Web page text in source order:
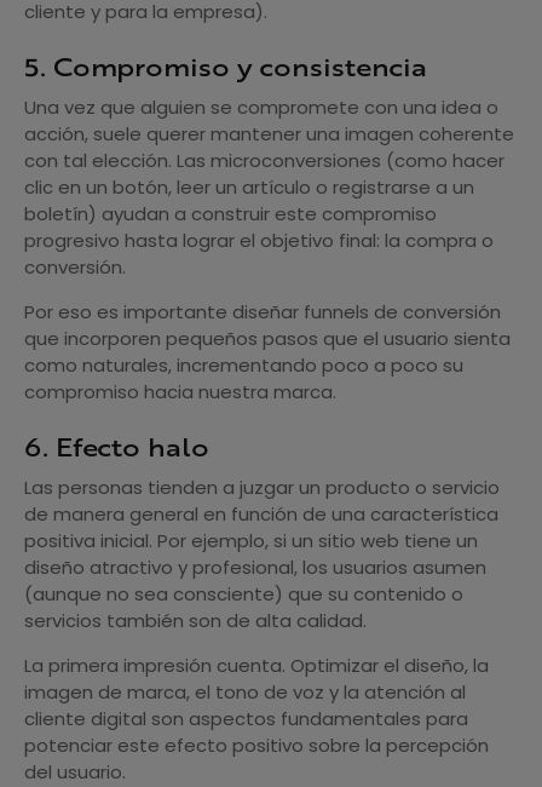
cliente y para la empresa).
5. Compromiso y consistencia
Una vez que alguien se compromete con una idea o
acción, suele querer mantener una imagen coherente
con tal elección. Las microconversiones (como hacer
clic en un botón, leer un artículo o registrarse a un
boletín) ayudan a construir este compromiso
progresivo hasta lograr el objetivo final: la compra o
conversión.
Por eso es importante diseñar funnels de conversión
que incorporen pequeños pasos que el usuario sienta
como naturales, incrementando poco a poco su
compromiso hacia nuestra marca.
6. Efecto halo
Las personas tienden a juzgar un producto o servicio
de manera general en función de una característica
positiva inicial. Por ejemplo, si un sitio web tiene un
diseño atractivo y profesional, los usuarios asumen
(aunque no sea consciente) que su contenido o
servicios también son de alta calidad.
La primera impresión cuenta. Optimizar el diseño, la
imagen de marca, el tono de voz y la atención al
cliente digital son aspectos fundamentales para
potenciar este efecto positivo sobre la percepción
del usuario.